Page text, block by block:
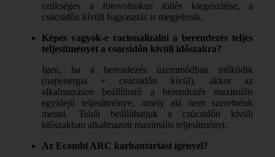
szükséges a fotovoltaikus töltés kiegészítése, a
csúcsidőn kívüli fogyasztás is megjelenik.
Képes vagyok-e racionalizálni a berendezés teljes
teljesítményét a csúcsidőn kívüli időszakra?
Igen, ha a berendezés üzemmódban működik
(napenergia + csúcsidőn kívül), akkor az
alkalmazáson beállítható a berendezés maximális
egyidejű teljesítménye, amely alá nem szeretnénk
menni. Tehát beállíthatjuk a csúcsidőn kívüli
időszakban alkalmazott maximális teljesítményt.
Az Ecombi ARC karbantartást igényel?